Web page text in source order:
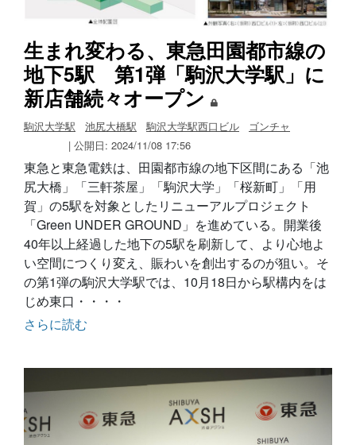
生まれ変わる、東急田園都市線の
地下5駅 第1弾「駒沢大学駅」に
新店舗続々オープン
駒沢大学駅 池尻大橋駅 駒沢大学駅西口ビル
ゴンチャ
| 公開日: 2024/11/08 17:56
東急と東急電鉄は、田園都市線の地下区間にある「池
尻大橋」「三軒茶屋」「駒沢大学」「桜新町」「用
賀」の5駅を対象としたリニューアルプロジェクト
「Green UNDER GROUND」を進めている。開業後
40年以上経過した地下の5駅を刷新して、より心地よ
い空間につくり変え、賑わいを創出するのが狙い。そ
の第1弾の駒沢大学駅では、10月18日から駅構内をは
じめ東口・・・・
さらに読む